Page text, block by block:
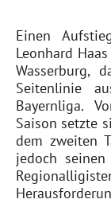
Einen
Leonhard
Wasserburg,
Seitenlinie
Bayernliga.
Saison setzte
dem zweiten
jedoch